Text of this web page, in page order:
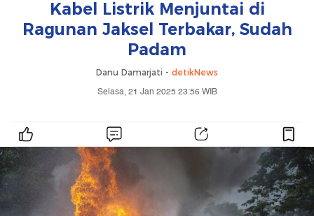
Kabel Listrik Menjuntai di
Ragunan Jaksel Terbakar, Sudah
Padam
Danu Damarjati - detikNews
Selasa, 21 Jan 2025 23:56 WIB